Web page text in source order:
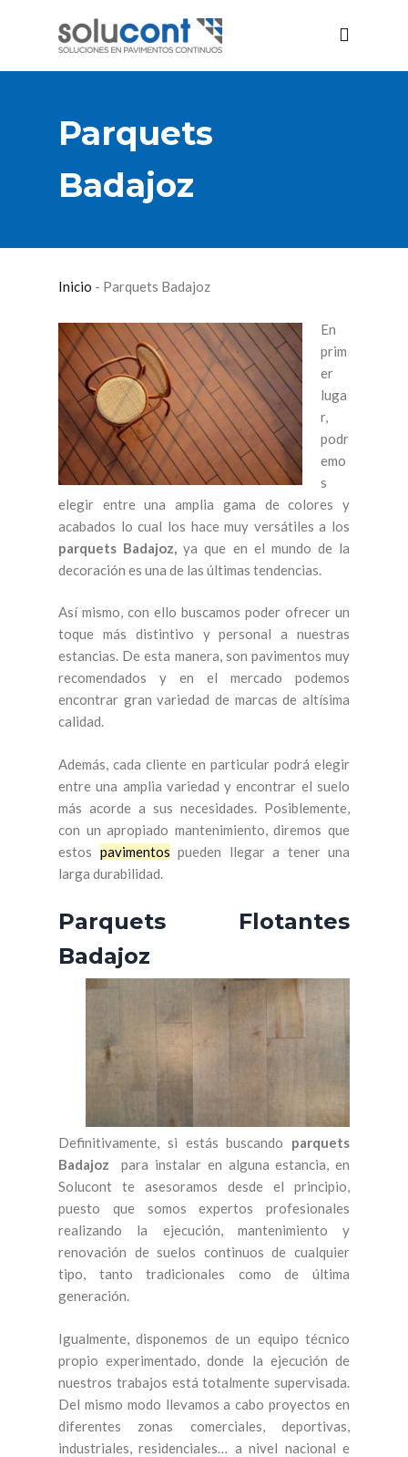
Parquets
Badajoz
Inicio - Parquets Badajoz
En
prim
er
luga
r,
podr
emo
s
elegir entre una amplia gama de colores y
acabados lo cual los hace muy versátiles a los
parquets Badajoz,ya que en el mundo de la
decoración es una de las últimas tendencias.
Así mismo, con ello buscamos poder ofrecer un
toque más distintivo y personal a nuestras
estancias. De esta manera, son pavimentos muy
recomendados y en el mercado podemos
encontrar gran variedad de marcas de altísima
calidad.
Además, cada cliente en particular podrá elegir
entre una amplia variedad y encontrar el suelo
más acorde a sus necesidades. Posiblemente,
con un apropiado mantenimiento, diremos que
estos pavimentos pueden llegar a tener una
larga durabilidad.
Parquets Flotantes
Badajoz
Definitivamente, si estás buscando parquets
Badajozpara instalar en alguna estancia, en
Solucont te asesoramos desde el principio,
puesto que somos expertos profesionales
realizando la ejecución, mantenimiento y
renovación de suelos continuos de cualquier
tipo, tanto tradicionales como de última
generación.
Igualmente, disponemos de un equipo técnico
propio experimentado, donde la ejecución de
nuestros trabajos está totalmente supervisada.
Del mismo modo llevamos a cabo proyectos en
diferentes zonas comerciales, deportivas,
industriales, residenciales… a nivel nacional e